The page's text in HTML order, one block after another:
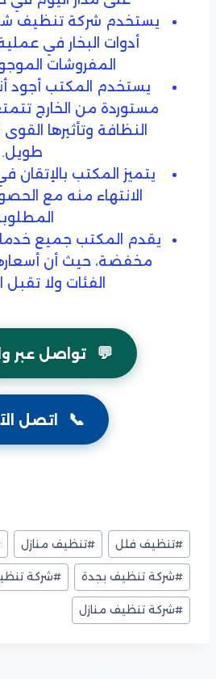
يستخدم شركة تنظيف
أدوات البخار في
المفروشات
يستخدم المكتب أجود
مستوردة من الخارج
النظافة وتأثيرها
طويل.
يتميز المكتب
الانتهاء منه مع
يقدم المكتب جميع
مخفضة، حيث أن
الفئات ولا
💬 تواصل عبر
📞 اتصل
وسوم
المقال:
#تنظيف فلل #تنظيف منازل
#شركة تنظيف بجدة #شركة
#شركة تنظيف منازل